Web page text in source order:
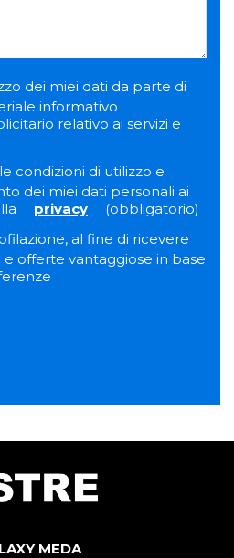
dei miei dati da parte di
informativo
relativo ai servizi e
condizioni di utilizzo e
dei miei dati personali ai
privacy
(obbligatorio)
al fine di ricevere
offerte vantaggiose in base
MEDA